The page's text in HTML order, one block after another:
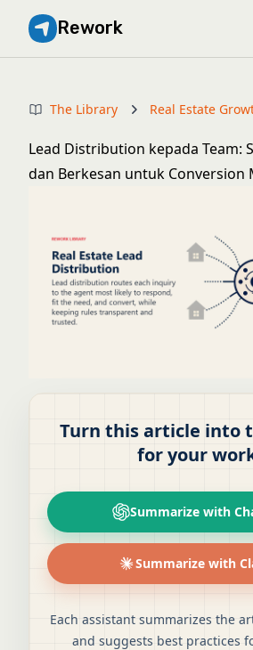
Rework
The Library Real Estate
Lead Distribution kepada Team:
dan Berkesan untuk Conversion
Turn this article into
for your
Summarize with
Summarize with
Each assistant summarizes the
and suggests best practices